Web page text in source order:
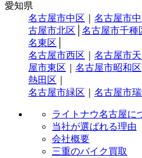
愛知県
名古屋市中区
名古屋市
古屋市北区
名古屋市千種
名東区
名古屋市西区
名古屋市
屋市東区
名古屋市昭和区
熱田区
名古屋市緑区
名古屋市
ライトナウ名古屋に
当社が選ばれる理由
会社概要
三重のバイク買取